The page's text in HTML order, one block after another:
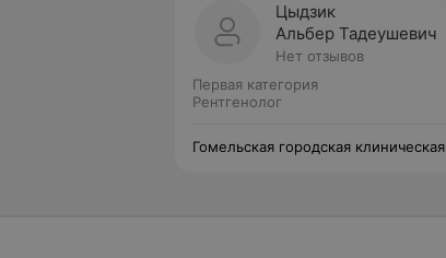
Цыдзик
Альбер Тадеушевич
Нет отзывов
Первая категория
Рентгенолог
Гомельская городская клиническая